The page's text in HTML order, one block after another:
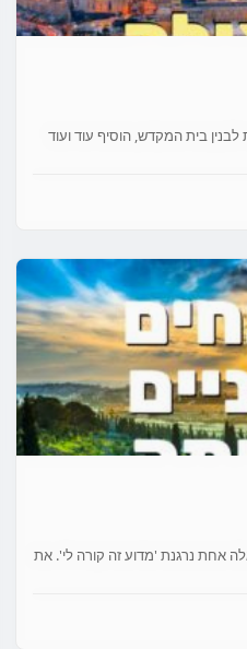
לבנין בית המקדש, הוסיף עוד ועוד
אחת נרגנת 'מדוע זה קורה לי'. את